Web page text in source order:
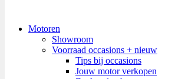
Motoren
Showroom
Voorraad occasions + nieuw
Tips bij occasions
Jouw motor verkopen